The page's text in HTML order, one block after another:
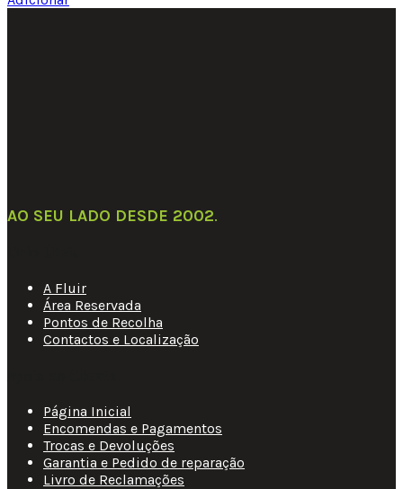
AO SEU LADO DESDE 2002.
A Fluir
Área Reservada
Pontos de Recolha
Contactos e Localização
Página Inicial
Encomendas e Pagamentos
Trocas e Devoluções
Garantia e Pedido de reparação
Livro de Reclamações